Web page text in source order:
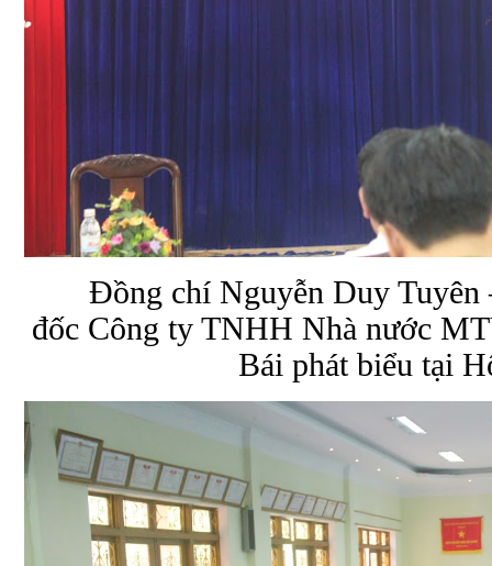
Đồng chí Nguyễn Duy Tuyên
đốc Công ty TNHH Nhà nước
Bái phát biểu tại